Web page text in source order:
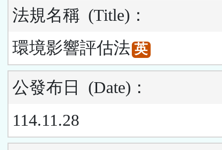
法規名稱 (Title) ：
環境影響評估法 英
公發布日 (Date) ：
114.11.28